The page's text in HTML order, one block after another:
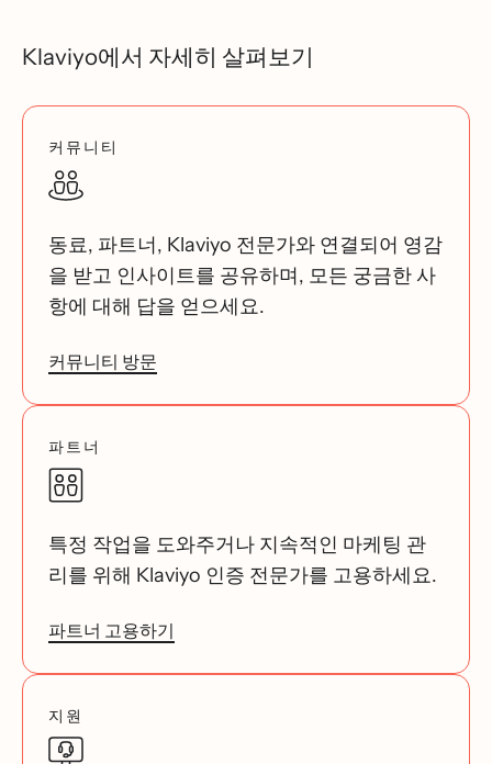
Klaviyo에서 자세히 살펴보기
커뮤니티
동료, 파트너, Klaviyo 전문가와 연결되어 영감
을 받고 인사이트를 공유하며, 모든 궁금한 사
항에 대해 답을 얻으세요.
커뮤니티 방문
파트너
특정 작업을 도와주거나 지속적인 마케팅 관
리를 위해 Klaviyo 인증 전문가를 고용하세요.
파트너 고용하기
지원